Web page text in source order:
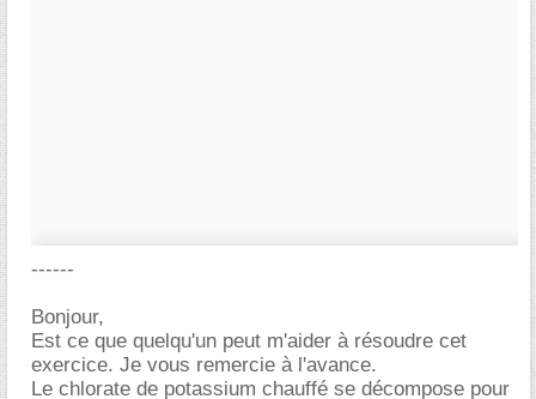
------
Bonjour,
Est ce que quelqu'un peut m'aider à résoudre cet
exercice. Je vous remercie à l'avance.
Le chlorate de potassium chauffé se décompose pour